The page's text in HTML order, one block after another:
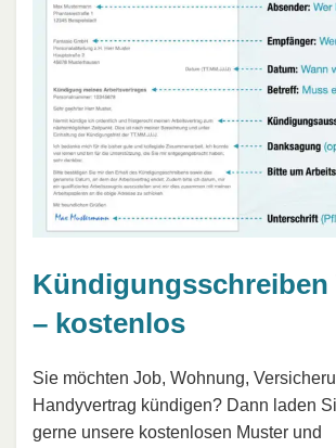
Kündigungsschreiben
– kostenlos
Sie möchten Job, Wohnung,
Handyvertrag kündigen? Dann laden
gerne unsere kostenlosen Muster und